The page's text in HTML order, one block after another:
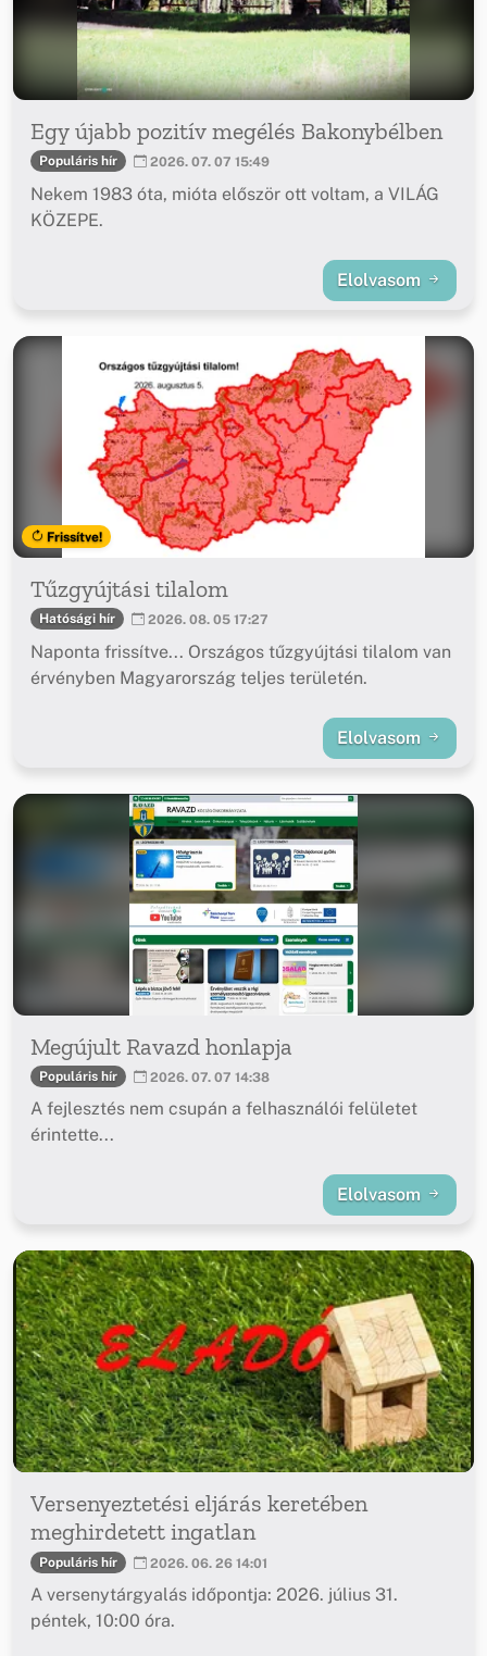
Egy újabb pozitív megélés Bakonybélben
Populáris hír 2026. 07. 07 15:49
Nekem 1983 óta, mióta először ott voltam, a VILÁG
KÖZEPE.
Elolvasom
Frissítve!
Tűzgyújtási tilalom
Hatósági hír 2026. 08. 05 17:27
Naponta frissítve... Országos tűzgyújtási tilalom van
érvényben Magyarország teljes területén.
Elolvasom
Megújult Ravazd honlapja
Populáris hír 2026. 07. 07 14:38
A fejlesztés nem csupán a felhasználói felületet
érintette...
Elolvasom
Versenyeztetési eljárás keretében
meghirdetett ingatlan
Populáris hír 2026. 06. 26 14:01
A versenytárgyalás időpontja: 2026. július 31.
péntek, 10:00 óra.